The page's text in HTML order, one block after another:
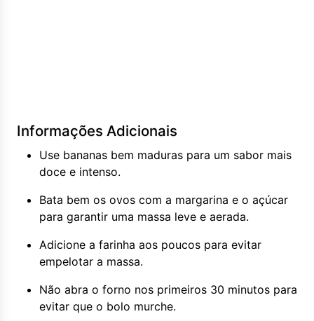
Informações Adicionais
Use bananas bem maduras para um sabor mais
doce e intenso.
Bata bem os ovos com a margarina e o açúcar
para garantir uma massa leve e aerada.
Adicione a farinha aos poucos para evitar
empelotar a massa.
Não abra o forno nos primeiros 30 minutos para
evitar que o bolo murche.